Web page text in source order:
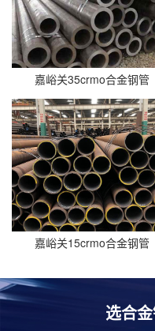
嘉峪关35crmo合金钢管
嘉峪关15crmo合金钢管
选合